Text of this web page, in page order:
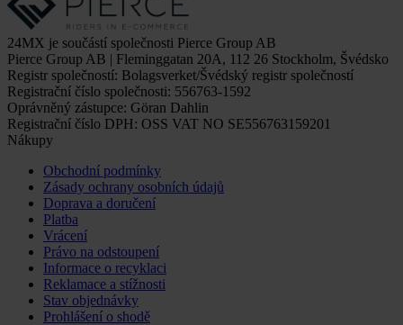
24MX je součástí společnosti Pierce Group AB
Pierce Group AB | Fleminggatan 20A, 112 26 Stockholm, Švédsko
Registr společností: Bolagsverket/Švédský registr společností
Registrační číslo společnosti: 556763-1592
Oprávněný zástupce: Göran Dahlin
Registrační číslo DPH: OSS VAT NO SE556763159201
Nákupy
Obchodní podmínky
Zásady ochrany osobních údajů
Doprava a doručení
Platba
Vrácení
Právo na odstoupení
Informace o recyklaci
Reklamace a stížnosti
Stav objednávky
Prohlášení o shodě